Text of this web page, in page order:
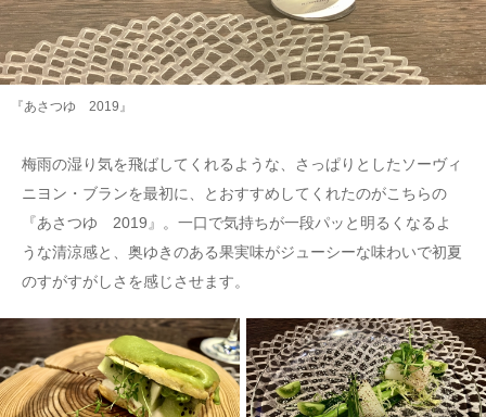
『あさつゆ 2019』
梅雨の湿り気を飛ばしてくれるような、さっぱりとしたソーヴィ
ニヨン・ブランを最初に、とおすすめしてくれたのがこちらの
『あさつゆ 2019』。一口で気持ちが一段パッと明るくなるよ
うな清涼感と、奥ゆきのある果実味がジューシーな味わいで初夏
のすがすがしさを感じさせます。